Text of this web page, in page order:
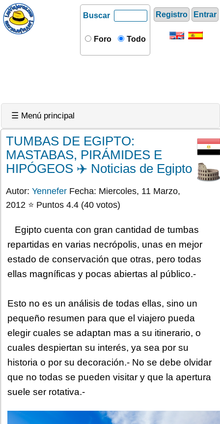
Registro Entrar
Buscar
Foro Todo
☰ Menú principal
TUMBAS DE EGIPTO:
MASTABAS, PIRÁMIDES E
HIPÓGEOS ✈️ Noticias de Egipto
Autor: Yennefer Fecha: Miercoles, 11 Marzo,
2012 ⭐ Puntos 4.4 (40 votos)
Egipto cuenta con gran cantidad de tumbas
repartidas en varias necrópolis, unas en mejor
estado de conservación que otras, pero todas
ellas magníficas y pocas abiertas al público.-
Esto no es un análisis de todas ellas, sino un
pequeño resumen para que el viajero pueda
elegir cuales se adaptan mas a su itinerario, o
cuales despiertan su interés, ya sea por su
historia o por su decoración.- No se debe olvidar
que no todas se pueden visitar y que la apertura
suele ser rotativa.-